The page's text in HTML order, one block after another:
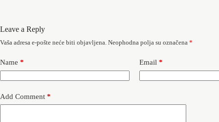
Leave a Reply
Vaša adresa e-pošte neće biti objavljena. Neophodna polja su označena *
Name * Email *
Add Comment *